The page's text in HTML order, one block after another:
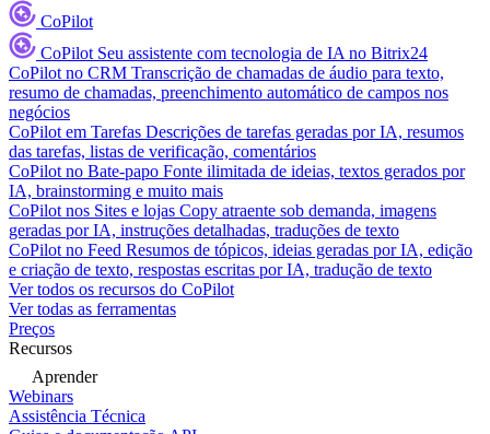
CoPilot
CoPilot Seu assistente com tecnologia de IA no Bitrix24
CoPilot no CRM Transcrição de chamadas de áudio para texto,
resumo de chamadas, preenchimento automático de campos nos
negócios
CoPilot em Tarefas Descrições de tarefas geradas por IA, resumos
das tarefas, listas de verificação, comentários
CoPilot no Bate-papo Fonte ilimitada de ideias, textos gerados por
IA, brainstorming e muito mais
CoPilot nos Sites e lojas Copy atraente sob demanda, imagens
geradas por IA, instruções detalhadas, traduções de texto
CoPilot no Feed Resumos de tópicos, ideias geradas por IA, edição
e criação de texto, respostas escritas por IA, tradução de texto
Ver todos os recursos do CoPilot
Ver todas as ferramentas
Preços
Recursos
Aprender
Webinars
Assistência Técnica